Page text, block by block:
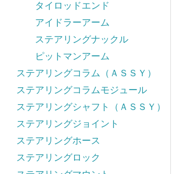
タイロッドエンド
アイドラーアーム
ステアリングナックル
ピットマンアーム
ステアリングコラム（ＡＳＳＹ）
ステアリングコラムモジュール
ステアリングシャフト（ＡＳＳＹ）
ステアリングジョイント
ステアリングホース
ステアリングロック